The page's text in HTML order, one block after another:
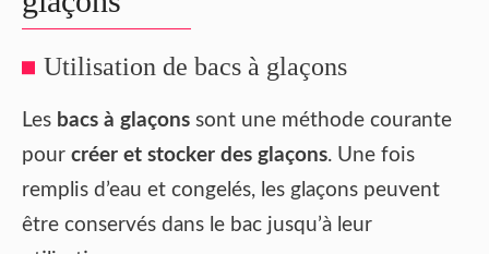
Utilisation de bacs à glaçons
Les bacs à glaçons sont une méthode courante
pour créer et stocker des glaçons. Une fois
remplis d’eau et congelés, les glaçons peuvent
être conservés dans le bac jusqu’à leur